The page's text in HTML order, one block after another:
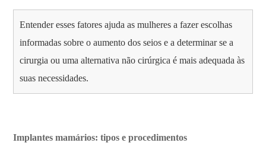
Entender esses fatores ajuda as mulheres a fazer escolhas
informadas sobre o aumento dos seios e a determinar se a
cirurgia ou uma alternativa não cirúrgica é mais adequada às
suas necessidades.
Implantes mamários: tipos e procedimentos